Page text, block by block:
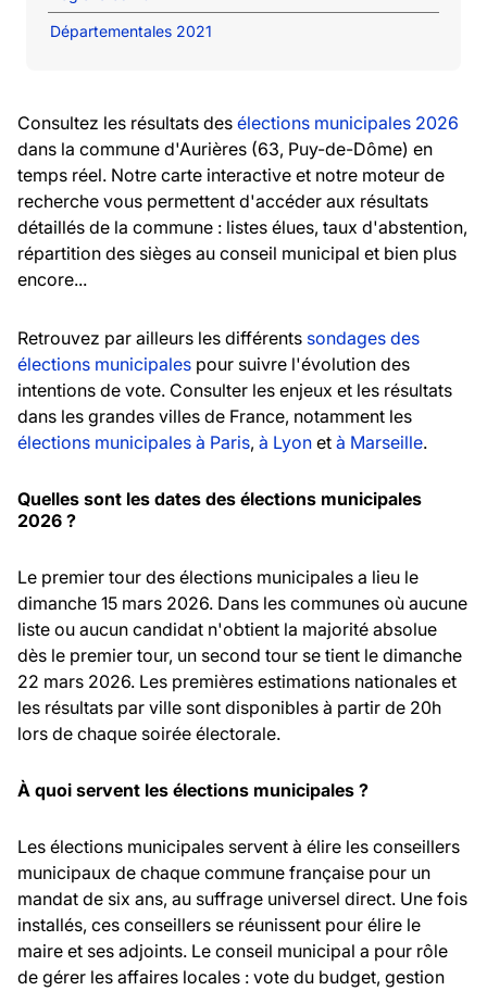
Départementales 2021
Consultez les résultats des élections municipales 2026
dans la commune d'Aurières (63, Puy-de-Dôme) en
temps réel. Notre carte interactive et notre moteur de
recherche vous permettent d'accéder aux résultats
détaillés de la commune : listes élues, taux d'abstention,
répartition des sièges au conseil municipal et bien plus
encore...
Retrouvez par ailleurs les différents sondages des
élections municipales pour suivre l'évolution des
intentions de vote. Consulter les enjeux et les résultats
dans les grandes villes de France, notamment les
élections municipales à Paris, à Lyon et à Marseille.
Quelles sont les dates des élections municipales
2026 ?
Le premier tour des élections municipales a lieu le
dimanche 15 mars 2026. Dans les communes où aucune
liste ou aucun candidat n'obtient la majorité absolue
dès le premier tour, un second tour se tient le dimanche
22 mars 2026. Les premières estimations nationales et
les résultats par ville sont disponibles à partir de 20h
lors de chaque soirée électorale.
À quoi servent les élections municipales ?
Les élections municipales servent à élire les conseillers
municipaux de chaque commune française pour un
mandat de six ans, au suffrage universel direct. Une fois
installés, ces conseillers se réunissent pour élire le
maire et ses adjoints. Le conseil municipal a pour rôle
de gérer les affaires locales : vote du budget, gestion